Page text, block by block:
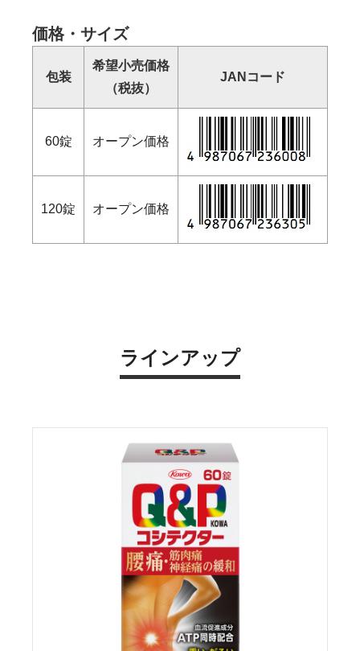
価格・サイズ
包装
希望小売価格
（税抜）
JANコード
60錠 オープン価格
120錠 オープン価格
ラインアップ